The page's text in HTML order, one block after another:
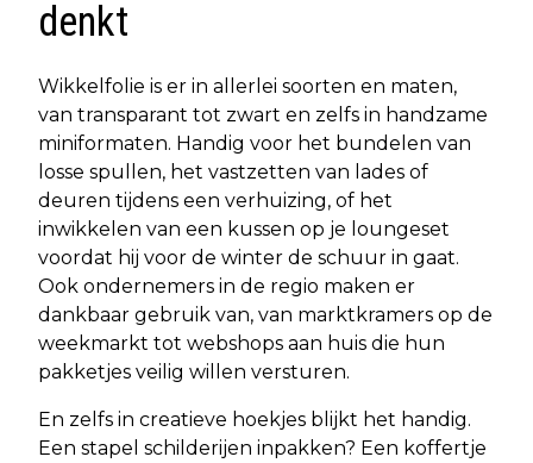
denkt
Wikkelfolie is er in allerlei soorten en maten,
van transparant tot zwart en zelfs in handzame
miniformaten. Handig voor het bundelen van
losse spullen, het vastzetten van lades of
deuren tijdens een verhuizing, of het
inwikkelen van een kussen op je loungeset
voordat hij voor de winter de schuur in gaat.
Ook ondernemers in de regio maken er
dankbaar gebruik van, van marktkramers op de
weekmarkt tot webshops aan huis die hun
pakketjes veilig willen versturen.
En zelfs in creatieve hoekjes blijkt het handig.
Een stapel schilderijen inpakken? Een koffertje